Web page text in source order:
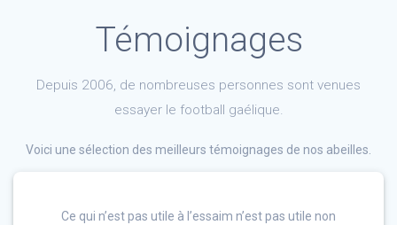
Témoignages
Depuis 2006, de nombreuses personnes sont venues
essayer le football gaélique.
Voici une sélection des meilleurs témoignages de nos abeilles.
Ce qui n’est pas utile à l’essaim n’est pas utile non